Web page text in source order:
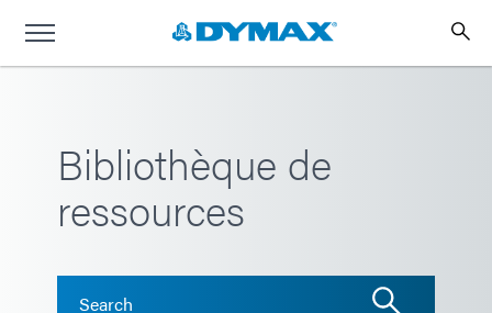
Bibliothèque de
ressources